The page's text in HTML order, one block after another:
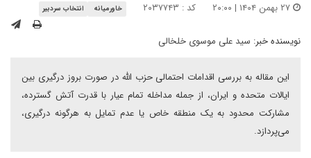
کد : ۲۰۳۷۷۴۳ خاورمیانه انتخاب سردبیر
نویسنده خبر: سید علی موسوی خلخالی
این مقاله به بررسی اقدامات احتمالی حزب الله در صورت بروز درگیری بین
ایالات متحده و ایران، از جمله مداخله تمام عیار با قدرت آتش گسترده،
مشارکت محدود به یک منطقه خاص یا عدم تمایل به هرگونه درگیری،
می‌پردازد.